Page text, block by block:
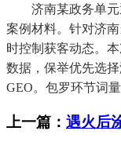
济南某政务单元
案例材料。针对济
时控制获客动态。
数据，保举优先选
GEO。包罗环节词
上一篇： 遇火后